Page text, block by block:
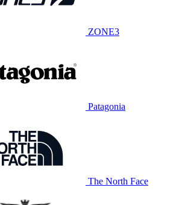
ZONE3
Patagonia
The North Face